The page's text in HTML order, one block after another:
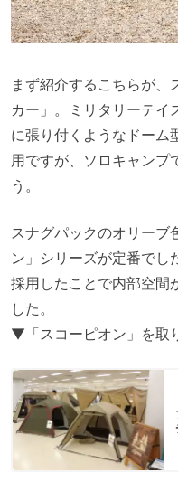
まず紹介するこちらが
カー」。ミリタリーテイ
に張り付くようなドーム
用ですが、ソロキャンプ
う。
スナグパックのオリーブ
ン」シリーズが定番でし
採用したことで内部空間
した。
▼「スコーピオン」を取